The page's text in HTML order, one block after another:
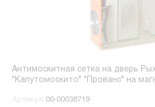
Антимоскитная сетка на дверь
"Капутомоскито" "Прованс" на
Артикул 00-00038719